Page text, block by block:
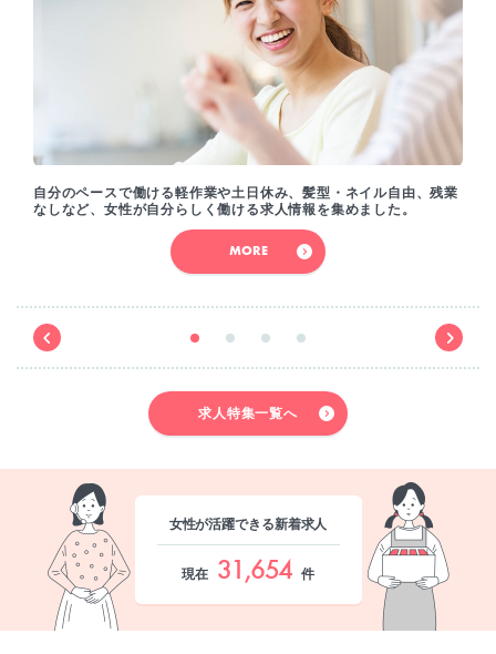
自分のペースで働ける軽作業や土日休み、髪型・ネイル自由、残業
なしなど、女性が自分らしく働ける求人情報を集めました。
MORE
求人特集一覧へ
女性が活躍できる新着求人
現在 31,654 件